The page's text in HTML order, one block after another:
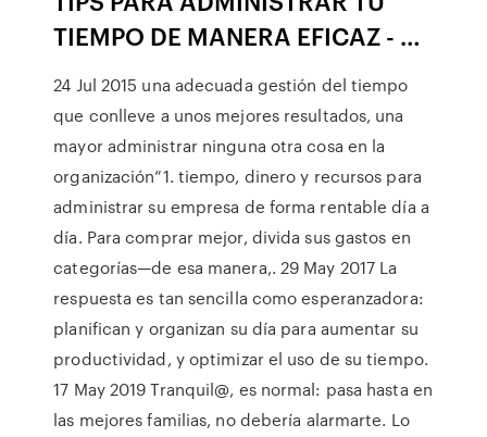
TIEMPO DE MANERA EFICAZ - …
24 Jul 2015 una adecuada gestión del tiempo
que conlleve a unos mejores resultados, una
mayor administrar ninguna otra cosa en la
organización”1. tiempo, dinero y recursos para
administrar su empresa de forma rentable día a
día. Para comprar mejor, divida sus gastos en
categorías—de esa manera,. 29 May 2017 La
respuesta es tan sencilla como esperanzadora:
planifican y organizan su día para aumentar su
productividad, y optimizar el uso de su tiempo.
17 May 2019 Tranquil@, es normal: pasa hasta en
las mejores familias, no debería alarmarte. Lo